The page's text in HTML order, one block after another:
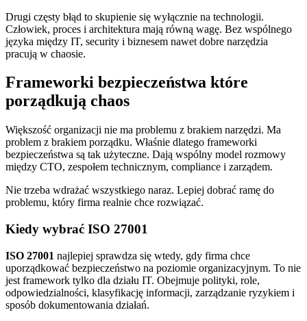
Drugi częsty błąd to skupienie się wyłącznie na technologii.
Człowiek, proces i architektura mają równą wagę. Bez wspólnego
języka między IT, security i biznesem nawet dobre narzędzia
pracują w chaosie.
Frameworki bezpieczeństwa które
porządkują chaos
Większość organizacji nie ma problemu z brakiem narzędzi. Ma
problem z brakiem porządku. Właśnie dlatego frameworki
bezpieczeństwa są tak użyteczne. Dają wspólny model rozmowy
między CTO, zespołem technicznym, compliance i zarządem.
Nie trzeba wdrażać wszystkiego naraz. Lepiej dobrać ramę do
problemu, który firma realnie chce rozwiązać.
Kiedy wybrać ISO 27001
ISO 27001 najlepiej sprawdza się wtedy, gdy firma chce
uporządkować bezpieczeństwo na poziomie organizacyjnym. To nie
jest framework tylko dla działu IT. Obejmuje polityki, role,
odpowiedzialności, klasyfikację informacji, zarządzanie ryzykiem i
sposób dokumentowania działań.